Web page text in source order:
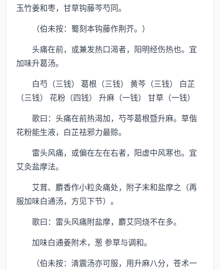
玉竹姜和枣，甘草钩藤芩芍同。
（伯未按：蜀刻本钩藤作荆芥。）
头痛在前，或兼发热口渴者，阳明经伤热也。宜
加味升葛汤。
白芍（三钱） 葛根（三钱） 黄芩（三钱） 白芷
（三钱） 花粉（四钱） 升麻（一钱） 甘草（一钱）
歌曰：头痛在前热渴加，芍芩葛根暨升麻。草偕
花粉能生液，白芷祛邪力最赊。
雷头风痛，或偏在左在右者，阳虚中风寒也。宜
艾灸盐摩法。
艾茸、麝香作小粒灸痛处，附子末和盐摩之（再
服加味白通汤，方见下节）。
歌曰：雷头风痛附盐摩，麝艾同烧不在多。
加味白通姜附术，葱 参草与调和。
（伯未按：清震汤亦可服，用升麻八分，苍术一